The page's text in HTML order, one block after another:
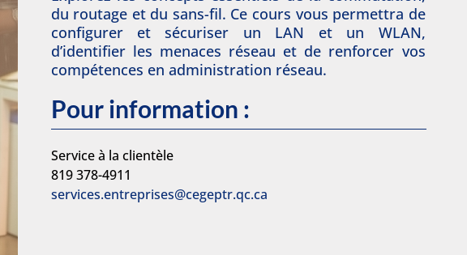
du routage et du sans-fil. Ce cours vous permettra de
configurer et sécuriser un LAN et un WLAN,
d’identifier les menaces réseau et de renforcer vos
compétences en administration réseau.
Pour information :
Service à la clientèle
819 378-4911
services.entreprises@cegeptr.qc.ca